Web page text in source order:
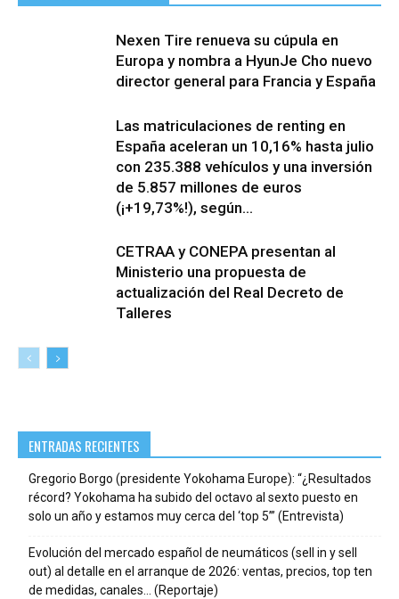
Nexen Tire renueva su cúpula en
Europa y nombra a HyunJe Cho nuevo
director general para Francia y España
Las matriculaciones de renting en
España aceleran un 10,16% hasta julio
con 235.388 vehículos y una inversión
de 5.857 millones de euros
(¡+19,73%!), según...
CETRAA y CONEPA presentan al
Ministerio una propuesta de
actualización del Real Decreto de
Talleres
ENTRADAS RECIENTES
Gregorio Borgo (presidente Yokohama Europe): “¿Resultados
récord? Yokohama ha subido del octavo al sexto puesto en
solo un año y estamos muy cerca del ‘top 5’” (Entrevista)
Evolución del mercado español de neumáticos (sell in y sell
out) al detalle en el arranque de 2026: ventas, precios, top ten
de medidas, canales… (Reportaje)